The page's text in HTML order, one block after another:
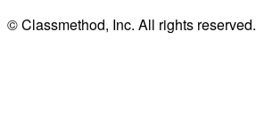
© Classmethod, Inc. All rights reserved.